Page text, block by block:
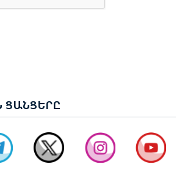
ՑԱՆՑԵՐԸ
ՆԱԽԱՐԱՐ ՋԵՅՀՈՒՆ ԲԱՅՐԱՄՈՎԸ
Է ԱՆԻԻ ԿԱՄՐՋԻ
ՀԱՐՑԵՐՈՎ ՀԱՅԱՍՏԱՆ-ԹՈՒՐՔԻԱ